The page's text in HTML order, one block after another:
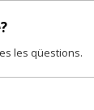
les qüestions.